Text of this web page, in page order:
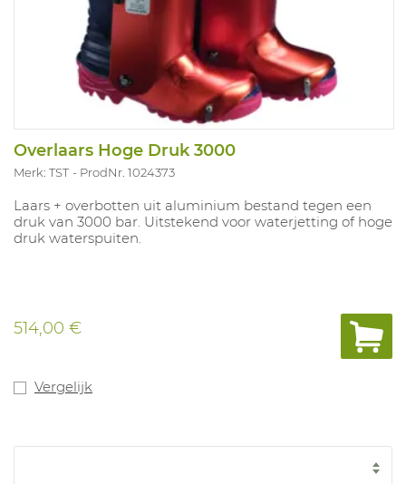
Overlaars Hoge Druk 3000
Merk: TST ProdNr. 1024373
Laars + overbotten uit aluminium bestand tegen een
druk van 3000 bar. Uitstekend voor waterjetting of hoge
druk waterspuiten.
514,00 €
Vergelijk